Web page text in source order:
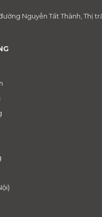
Nguyễn Tất Thành, Thị